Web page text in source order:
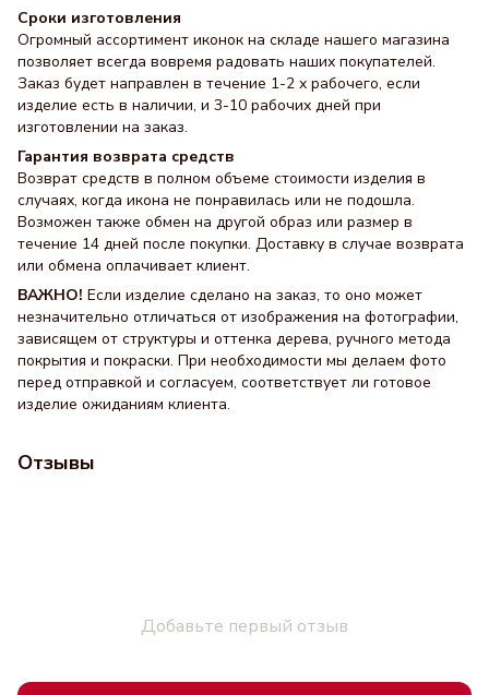
Сроки изготовления
Огромный ассортимент иконок на складе нашего магазина
позволяет всегда вовремя радовать наших покупателей.
Заказ будет направлен в течение 1-2 х рабочего, если
изделие есть в наличии, и 3-10 рабочих дней при
изготовлении на заказ.
Гарантия возврата средств
Возврат средств в полном объеме стоимости изделия в
случаях, когда икона не понравилась или не подошла.
Возможен также обмен на другой образ или размер в
течение 14 дней после покупки. Доставку в случае возврата
или обмена оплачивает клиент.
ВАЖНО! Если изделие сделано на заказ, то оно может
незначительно отличаться от изображения на фотографии,
зависящем от структуры и оттенка дерева, ручного метода
покрытия и покраски. При необходимости мы делаем фото
перед отправкой и согласуем, соответствует ли готовое
изделие ожиданиям клиента.
Отзывы
Добавьте первый отзыв